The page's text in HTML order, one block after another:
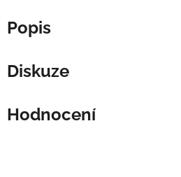
Popis
Diskuze
Hodnocení